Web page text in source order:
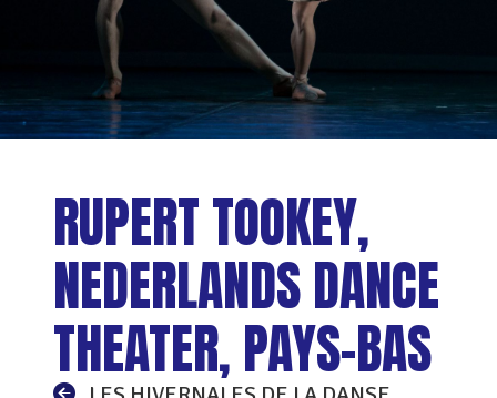
RUPERT TOOKEY,
NEDERLANDS DANCE
THEATER, PAYS-BAS